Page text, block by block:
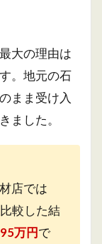
大の理由は
。地元の石
まま受け入
ました。
店では
較した結
95万円で